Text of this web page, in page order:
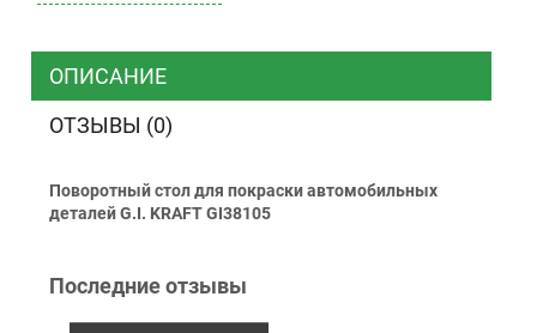
ТК “Justin”
ТК ”УкрПочта”
Наличными
Приватбанк
Безналичный расчет (с НДС)
ОПИСАНИЕ
ОТЗЫВЫ (0)
Поворотный стол для покраски автомобильных
деталей G.I. KRAFT GI38105
Последние отзывы